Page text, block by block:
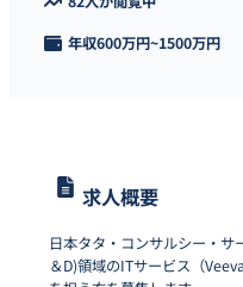
年収600万円~1500万円
求人概要
日本タタ・コンサルシー・サ
＆D)領域のITサービス（